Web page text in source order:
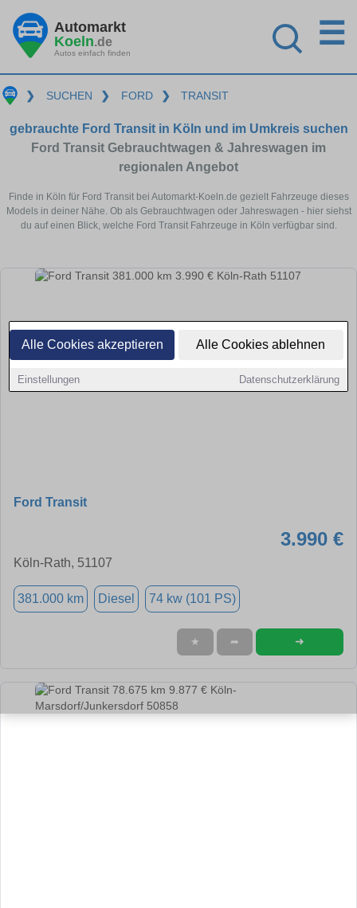
Alle Cookies akzeptieren Alle Cookies ablehnen
Einstellungen Datenschutzerklärung
Automarkt
Koeln.de
Autos einfach finden
☰
❯ SUCHEN ❯ FORD ❯ TRANSIT
gebrauchte Ford Transit in Köln und im Umkreis suchen
Ford Transit Gebrauchtwagen & Jahreswagen im
regionalen Angebot
Finde in Köln für Ford Transit bei Automarkt-Koeln.de gezielt Fahrzeuge dieses
Models in deiner Nähe. Ob als Gebrauchtwagen oder Jahreswagen - hier siehst
du auf einen Blick, welche Ford Transit Fahrzeuge in Köln verfügbar sind.
Ford Transit
3.990 €
Köln-Rath, 51107
381.000 km Diesel 74 kw (101 PS)
★ ➦ ➜